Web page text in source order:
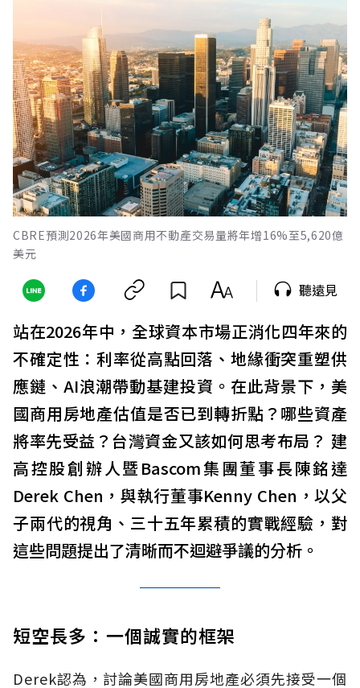
CBRE預測2026年美國商用不動產交易量將年增16%至5,620億
美元
聽遠見
站在2026年中，全球資本市場正消化四年來的
不確定性：利率從高點回落、地緣衝突重塑供
應鏈、AI浪潮帶動基建投資。在此背景下，美
國商用房地產估值是否已到轉折點？哪些資產
將率先受益？台灣資金又該如何思考布局？ 建
高控股創辦人暨Bascom集團董事長陳銘達
Derek Chen，與執行董事Kenny Chen，以父
子兩代的視角、三十五年累積的實戰經驗，對
這些問題提出了清晰而不迴避爭議的分析。
短空長多：一個誠實的框架
Derek認為，討論美國商用房地產必須先接受一個